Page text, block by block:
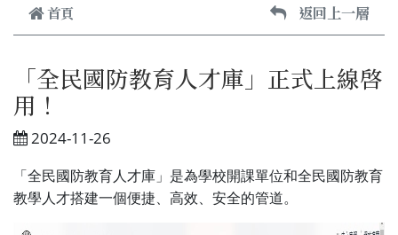
首頁 返回上一層
「全民國防教育人才庫」正式上線啓
用！
2024-11-26
「全民國防教育人才庫」是為學校開課單位和全民國防教育
教學人才搭建一個便捷、高效、安全的管道。